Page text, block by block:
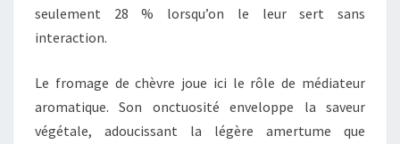
seulement 28 % lorsqu’on le leur sert sans
interaction.
Le fromage de chèvre joue ici le rôle de médiateur
aromatique. Son onctuosité enveloppe la saveur
végétale, adoucissant la légère amertume que